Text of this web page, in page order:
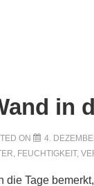
in
ON 4.
, FEUCHTIGKEIT,
die Tage